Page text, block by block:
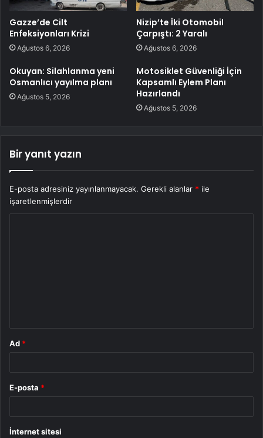
Gazze’de Cilt
Enfeksiyonları Krizi
Ağustos 6, 2026
Nizip’te İki Otomobil
Çarpıştı: 2 Yaralı
Ağustos 6, 2026
Okuyan: Silahlanma yeni
Osmanlıcı yayılma planı
Ağustos 5, 2026
Motosiklet Güvenliği İçin
Kapsamlı Eylem Planı
Hazırlandı
Ağustos 5, 2026
Bir yanıt yazın
E-posta adresiniz yayınlanmayacak. Gerekli alanlar * ile
işaretlenmişlerdir
Ad *
E-posta *
İnternet sitesi